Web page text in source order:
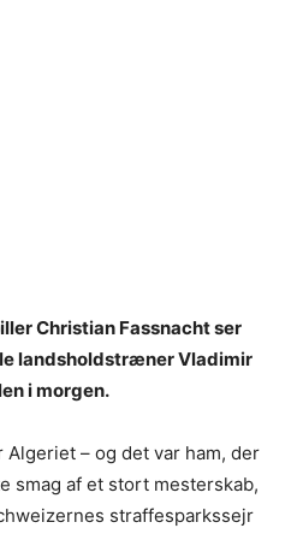
Christian Fassnacht ser
landsholdstræner Vladimir
i morgen.
– og det var ham, der
smag af et stort mesterskab,
straffesparkssejr